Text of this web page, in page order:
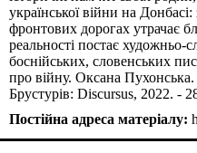
української війни на
фронтових дорогах утрачає
реальності постає художньо-
боснійських, словенських
про війну. Оксана
Брустурів: Discursus, 2022. -
Постійна адреса матеріалу: